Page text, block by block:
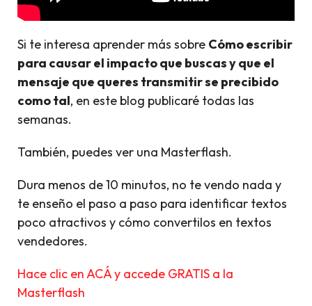
Si te interesa aprender más sobre Cómo escribir
para causar el impacto que buscas y que el
mensaje que queres transmitir se precibido
como tal, en este blog publicaré todas las
semanas.
También, puedes ver una Masterflash.
Dura menos de 10 minutos, no te vendo nada y
te enseño el paso a paso para identificar textos
poco atractivos y cómo convertilos en textos
vendedores.
Hace clic en ACÁ y accede GRATIS a la
Masterflash